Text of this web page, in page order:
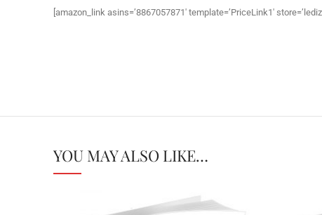
[amazon_link asins=’8867057871′ template=’PriceLink1′
YOU MAY ALSO LIKE…